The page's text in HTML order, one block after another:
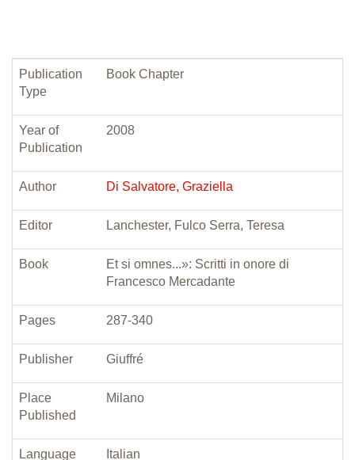
Publication
Type
Book Chapter
Year of
Publication
2008
Author Di Salvatore, Graziella
Editor Lanchester, Fulco Serra, Teresa
Book
Et si omnes...»: Scritti in onore di
Francesco Mercadante
Pages 287-340
Publisher Giuffré
Place
Published
Milano
Language Italian